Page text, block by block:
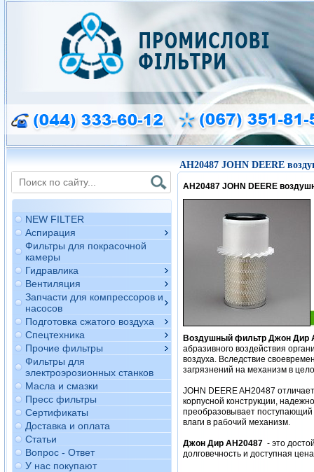
NEW FILTER
Аспирация
Фильтры для покрасочной
камеры
Гидравлика
Вентиляция
Запчасти для компрессоров и
насосов
Подготовка сжатого воздуха
Спецтехника
Прочие фильтры
Фильтры для
электроэрозионных станков
Масла и смазки
Пресс фильтры
Сертификаты
Доставка и оплата
Статьи
Вопрос - Ответ
У нас покупают
AH20487 JOHN DEERE
AH20487 JOHN DEERE
Воздушный фильтр Джон Дир
абразивного воздействия
воздуха. Вследствие
загрязнений на механизм в
JOHN DEERE AH20487
корпусной конструкции,
преобразовывает поступающий
влаги в рабочий механизм.
Джон Дир AH20487 - это
долговечность и доступная